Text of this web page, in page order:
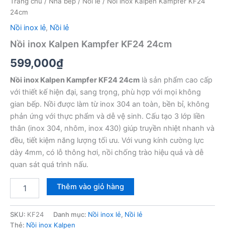
24cm
Nồi inox lẻ, Nồi lẻ
Nồi inox Kalpen Kampfer KF24 24cm
599,000₫
Nồi inox Kalpen Kampfer KF24 24cm là sản phẩm cao cấp
với thiết kế hiện đại, sang trọng, phù hợp với mọi không
gian bếp. Nồi được làm từ inox 304 an toàn, bền bỉ, không
phản ứng với thực phẩm và dễ vệ sinh. Cấu tạo 3 lớp liền
thân (inox 304, nhôm, inox 430) giúp truyền nhiệt nhanh và
đều, tiết kiệm năng lượng tối ưu. Với vung kính cường lực
dày 4mm, có lỗ thông hơi, nồi chống trào hiệu quả và dễ
quan sát quá trình nấu.
Kampfer
KF24
Thêm vào giỏ hàng
SKU: KF24 Danh mục: Nồi inox lẻ, Nồi lẻ
Thẻ: Nồi inox Kalpen